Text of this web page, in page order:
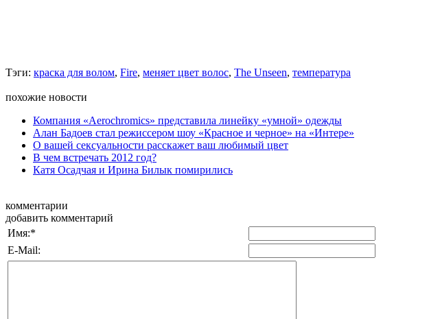
Тэги: краска для волом, Fire, меняет цвет волос, The Unseen, температура
похожие новости
Компания «Aerochromics» представила линейку «умной» одежды
Алан Бадоев стал режиссером шоу «Красное и черное» на «Интере»
О вашей сексуальности расскажет ваш любимый цвет
В чем встречать 2012 год?
Катя Осадчая и Ирина Билык помирились
комментарии
добавить комментарий
Имя:*
E-Mail: